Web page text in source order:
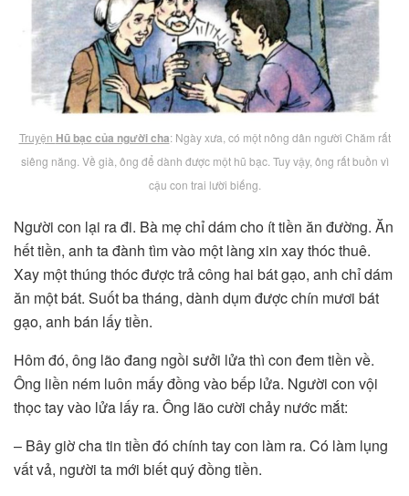
Truyện Hũ bạc của người cha: Ngày xưa, có một nông dân người Chăm rất
siêng năng. Về già, ông để dành được một hũ bạc. Tuy vậy, ông rất buồn vì
cậu con trai lười biếng.
Người con lại ra đi. Bà mẹ chỉ dám cho ít tiền ăn đường. Ăn
hết tiền, anh ta đành tìm vào một làng xin xay thóc thuê.
Xay một thúng thóc được trả công hai bát gạo, anh chỉ dám
ăn một bát. Suốt ba tháng, dành dụm được chín mươi bát
gạo, anh bán lấy tiền.
Hôm đó, ông lão đang ngồi sưởi lửa thì con đem tiền về.
Ông liền ném luôn mấy đồng vào bếp lửa. Người con vội
thọc tay vào lửa lấy ra. Ông lão cười chảy nước mắt:
– Bây giờ cha tin tiền đó chính tay con làm ra. Có làm lụng
vất vả, người ta mới biết quý đồng tiền.